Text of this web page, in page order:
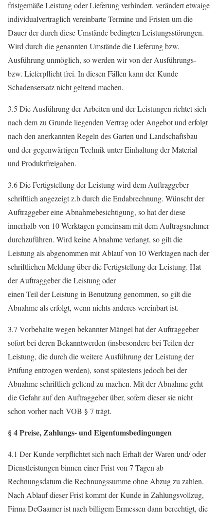
fristgemäße Leistung oder Lieferung verhindert, verändert etwaige
individualvertraglich vereinbarte Termine und Fristen um die
Dauer der durch diese Umstände bedingten Leistungsstörungen.
Wird durch die genannten Umstände die Lieferung bzw.
Ausführung unmöglich, so werden wir von der Ausführungs-
bzw. Lieferpflicht frei. In diesen Fällen kann der Kunde
Schadensersatz nicht geltend machen.
3.5 Die Ausführung der Arbeiten und der Leistungen richtet sich
nach dem zu Grunde liegenden Vertrag oder Angebot und erfolgt
nach den anerkannten Regeln des Garten und Landschaftsbau
und der gegenwärtigen Technik unter Einhaltung der Material
und Produktfreigaben.
3.6 Die Fertigstellung der Leistung wird dem Auftraggeber
schriftlich angezeigt z.b durch die Endabrechnung. Wünscht der
Auftraggeber eine Abnahmebesichtigung, so hat der diese
innerhalb von 10 Werktagen gemeinsam mit dem Auftragsnehmer
durchzuführen. Wird keine Abnahme verlangt, so gilt die
Leistung als abgenommen mit Ablauf von 10 Werktagen nach der
schriftlichen Meldung über die Fertigstellung der Leistung. Hat
der Auftraggeber die Leistung oder
einen Teil der Leistung in Benutzung genommen, so gilt die
Abnahme als erfolgt, wenn nichts anderes vereinbart ist.
3.7 Vorbehalte wegen bekannter Mängel hat der Auftraggeber
sofort bei deren Bekanntwerden (insbesondere bei Teilen der
Leistung, die durch die weitere Ausführung der Leistung der
Prüfung entzogen werden), sonst spätestens jedoch bei der
Abnahme schriftlich geltend zu machen. Mit der Abnahme geht
die Gefahr auf den Auftraggeber über, sofern dieser sie nicht
schon vorher nach VOB § 7 trägt.
§ 4 Preise, Zahlungs- und Eigentumsbedingungen
4.1 Der Kunde verpflichtet sich nach Erhalt der Waren und/ oder
Dienstleistungen binnen einer Frist von 7 Tagen ab
Rechnungsdatum die Rechnungssumme ohne Abzug zu zahlen.
Nach Ablauf dieser Frist kommt der Kunde in Zahlungsvollzug,
Firma DeGaarner ist nach billigem Ermessen dann berechtigt, die